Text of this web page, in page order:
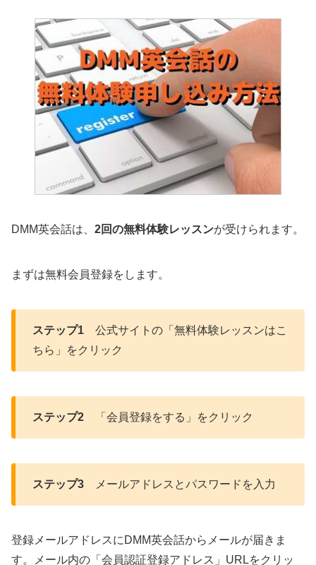
DMM英会話は、 2回の無料体験レッスンが受けられます。
まずは無料会員登録をします。
ステップ1 公式サイトの「無料体験レッスンはこ
ちら」をクリック
ステップ2 「会員登録をする」をクリック
ステップ3 メールアドレスとパスワードを入力
登録メールアドレスにDMM英会話からメールが届きま
す。メール内の「会員認証登録アドレス」URLをクリッ